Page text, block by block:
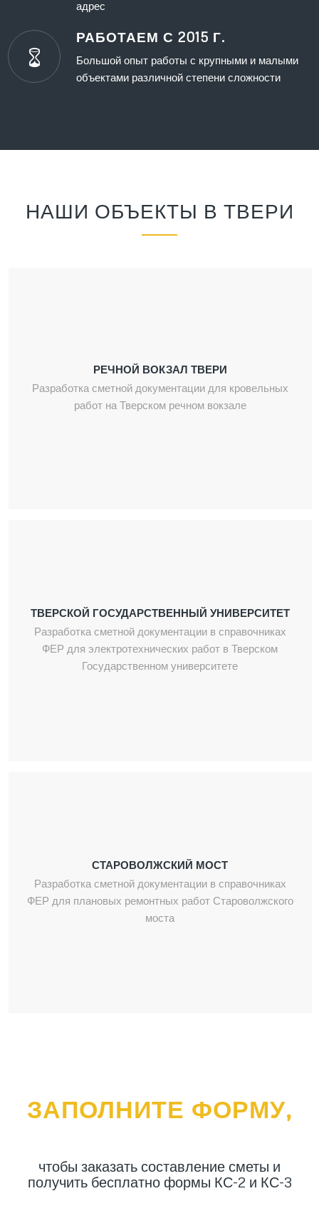
адрес
РАБОТАЕМ С 2015 Г.
Большой опыт работы с крупными и малыми
объектами различной степени сложности
НАШИ ОБЪЕКТЫ В ТВЕРИ
РЕЧНОЙ ВОКЗАЛ ТВЕРИ
Разработка сметной документации для кровельных
работ на Тверском речном вокзале
ТВЕРСКОЙ ГОСУДАРСТВЕННЫЙ УНИВЕРСИТЕТ
Разработка сметной документации в справочниках
ФЕР для электротехнических работ в Тверском
Государственном университете
СТАРОВОЛЖСКИЙ МОСТ
Разработка сметной документации в справочниках
ФЕР для плановых ремонтных работ Староволжского
моста
ЗАПОЛНИТЕ ФОРМУ,
чтобы заказать составление сметы и
получить бесплатно формы КС-2 и КС-3